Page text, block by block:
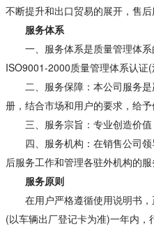
不断提升和出口贸易的展开，售后
服务体系
一、服务体系是质量管理体系
ISO9001-2000质量管理体系认证
二、服务保障：本公司服务是
册，结合市场和用户的要求，给予
三、服务宗旨：专业创造价值
四、服务机构：在销售公司领
后服务工作和管理各驻外机构的服
服务原则
在用户严格遵循使用说明书，
(以车辆出厂登记卡为准)一年内，